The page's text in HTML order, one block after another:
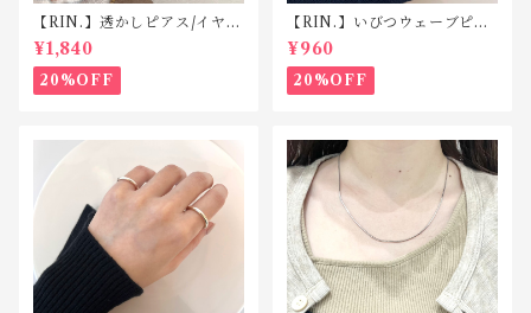
【RIN.】透かしピアス/イヤリ
ング TP008/TE008
¥1,840
20%OFF
【RIN.】いびつウェーブピン
キーリング R025
¥960
20%OFF